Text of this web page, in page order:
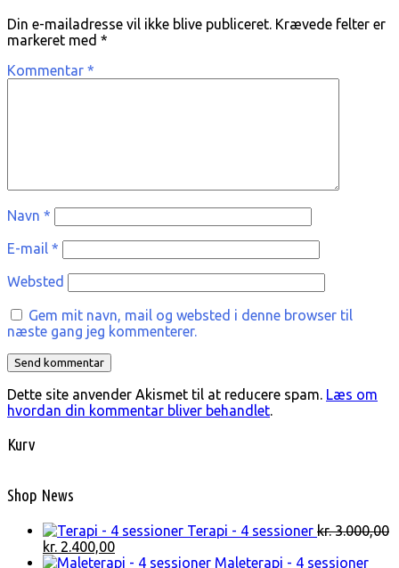
Din e-mailadresse vil ikke blive publiceret. Krævede felter er
markeret med *
Kommentar *
Navn *
E-mail *
Websted
Gem mit navn, mail og websted i denne browser til
næste gang jeg kommenterer.
Dette site anvender Akismet til at reducere spam. Læs om
hvordan din kommentar bliver behandlet.
Kurv
Shop News
Terapi - 4 sessioner kr.3.000,00
Den
oprindelige
kr. 2.400,00Den
aktuelle
Maleterapi - 4 sessioner